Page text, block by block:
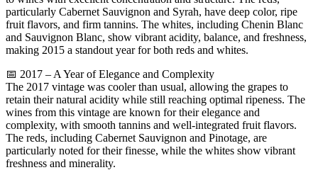
particularly Cabernet Sauvignon and Syrah, have deep color, ripe
fruit flavors, and firm tannins. The whites, including Chenin Blanc
and Sauvignon Blanc, show vibrant acidity, balance, and freshness,
making 2015 a standout year for both reds and whites.
📅 2017 – A Year of Elegance and Complexity
The 2017 vintage was cooler than usual, allowing the grapes to
retain their natural acidity while still reaching optimal ripeness. The
wines from this vintage are known for their elegance and
complexity, with smooth tannins and well-integrated fruit flavors.
The reds, including Cabernet Sauvignon and Pinotage, are
particularly noted for their finesse, while the whites show vibrant
freshness and minerality.